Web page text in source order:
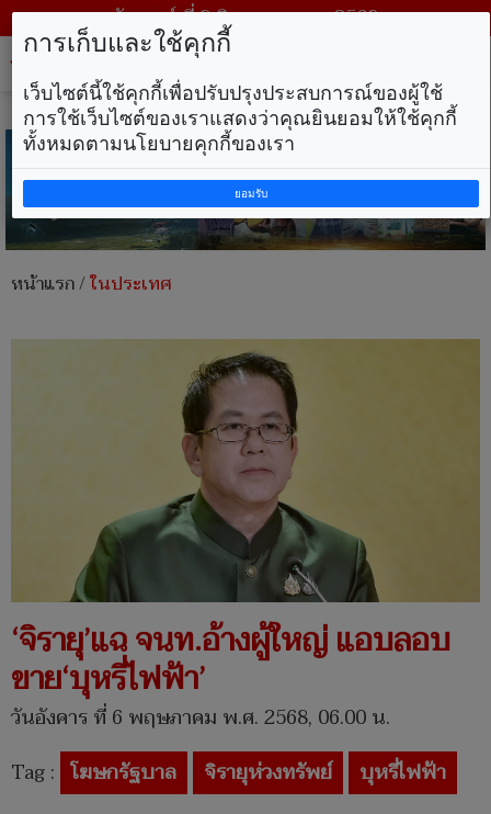
วันเสาร์ ที่ 8 สิงหาคม พ.ศ. 2569
หน้าแรก/ในประเทศ
‘จิรายุ’แฉ จนท.อ้างผู้ใหญ่ แอบลอบ
ขาย‘บุหรี่ไฟฟ้า’
วันอังคาร ที่ 6 พฤษภาคม พ.ศ. 2568, 06.00 น.
Tag : โฆษกรัฐบาล จิรายุห่วงทรัพย์ บุหรี่ไฟฟ้า
การเก็บและใช้คุกกี้
เว็บไซต์นี้ใช้คุกกี้เพื่อปรับปรุงประสบการณ์ของผู้ใช้
การใช้เว็บไซต์ของเราแสดงว่าคุณยินยอมให้ใช้คุกกี้
ทั้งหมดตามนโยบายคุกกี้ของเรา
ยอมรับ